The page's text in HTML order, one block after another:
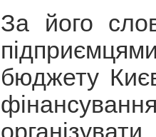
За його
бюджету